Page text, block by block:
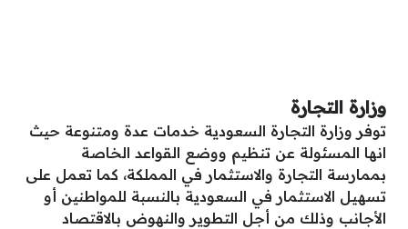
وزارة التجارة
توفر وزارة التجارة السعودية خدمات عدة ومتنوعة حيث
انها المسئولة عن تنظيم ووضع القواعد الخاصة
بممارسة التجارة والاستثمار في المملكة، كما تعمل على
تسهيل الاستثمار في السعودية بالنسبة للمواطنين أو
الأجانب وذلك من أجل التطوير والنهوض بالاقتصاد